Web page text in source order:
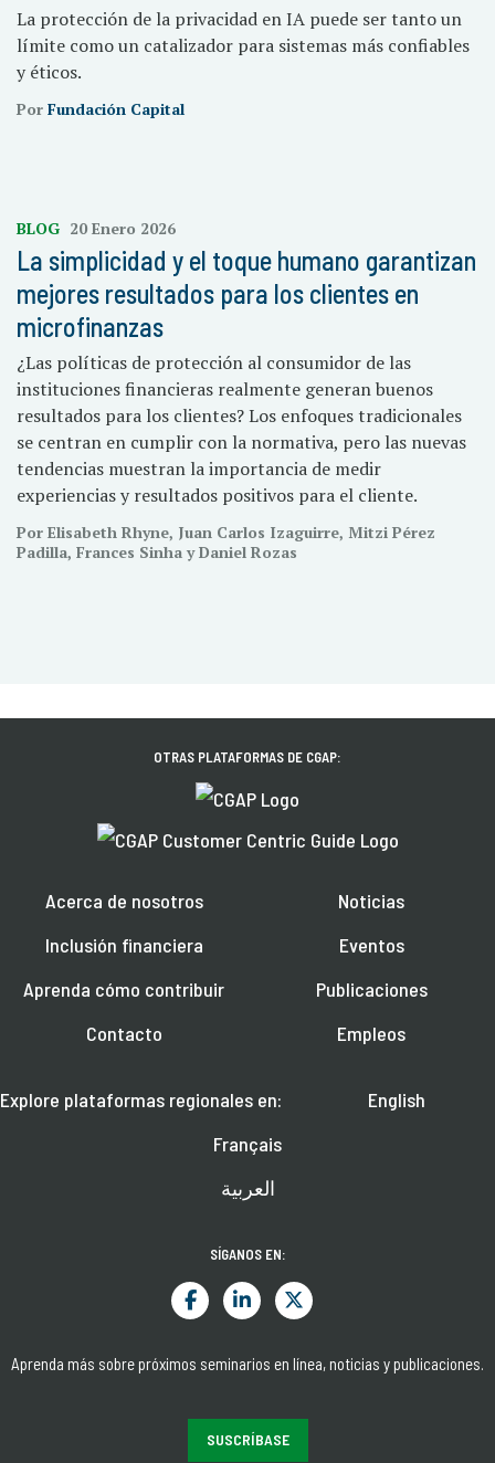
La protección de la privacidad en IA puede ser tanto un
límite como un catalizador para sistemas más confiables
y éticos.
Por Fundación Capital
BLOG 20 Enero 2026
La simplicidad y el toque humano garantizan
mejores resultados para los clientes en
microfinanzas
¿Las políticas de protección al consumidor de las
instituciones financieras realmente generan buenos
resultados para los clientes? Los enfoques tradicionales
se centran en cumplir con la normativa, pero las nuevas
tendencias muestran la importancia de medir
experiencias y resultados positivos para el cliente.
Por Elisabeth Rhyne, Juan Carlos Izaguirre, Mitzi Pérez
Padilla, Frances Sinha y Daniel Rozas
OTRAS PLATAFORMAS DE CGAP:
Acerca de nosotros
Inclusión financiera
Aprenda cómo contribuir
Contacto
Noticias
Eventos
Publicaciones
Empleos
Explore plataformas regionales en:
English
Français
العربية
SÍGANOS EN:
Aprenda más sobre próximos seminarios en línea, noticias y publicaciones.
SUSCRÍBASE